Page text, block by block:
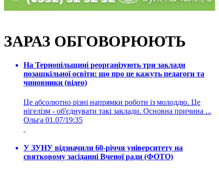
ЗАРАЗ ОБГОВОРЮЮТЬ
На Тернопільщині реорганізують три заклади
позашкільної освіти: що про це кажуть педагоги та
чиновники (відео)
Це абсолютно різні напрямки роботи із молоддю. Це
нігелізм - об'єднувати такі заклади. Основна причина ...
Ольга 01.07/19:35
У ЗУНУ відзначили 60-річчя університету на
святковому засіданні Вченої ради (ФОТО)